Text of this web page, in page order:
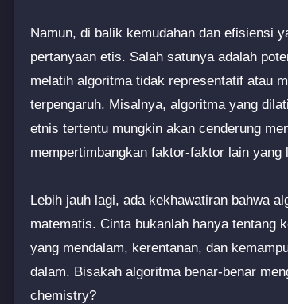
Namun, di balik kemudahan dan efisiensi
pertanyaan etis. Salah satunya adalah
melatih algoritma tidak representatif atau
terpengaruh. Misalnya, algoritma yang
etnis tertentu mungkin akan cenderung
mempertimbangkan faktor-faktor lain yang
Lebih jauh lagi, ada kekhawatiran bahwa
matematis. Cinta bukanlah hanya tentang
yang mendalam, kerentanan, dan
dalam. Bisakah algoritma benar-benar
chemistry?